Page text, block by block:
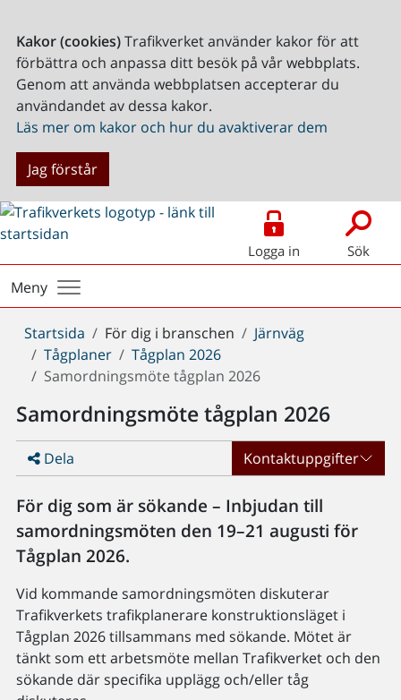
Kakor (cookies)Trafikverket använder kakor för att
förbättra och anpassa ditt besök på vår webbplats.
Genom att använda webbplatsen accepterar du
användandet av dessa kakor.
Läs mer om kakor och hur du avaktiverar dem
Jag förstår
Logga in Sök
Meny
Du
är
här:
Startsida För dig i branschen
Järnväg
Tågplaner
Tågplan 2026
Samordningsmöte tågplan 2026
Samordningsmöte tågplan 2026
Dela Kontaktuppgifter
För dig som är sökande – Inbjudan till
samordningsmöten den 19–21 augusti för
Tågplan 2026.
Vid kommande samordningsmöten diskuterar
Trafikverkets trafikplanerare konstruktionsläget i
Tågplan 2026 tillsammans med sökande. Mötet är
tänkt som ett arbetsmöte mellan Trafikverket och den
sökande där specifika upplägg och/eller tåg